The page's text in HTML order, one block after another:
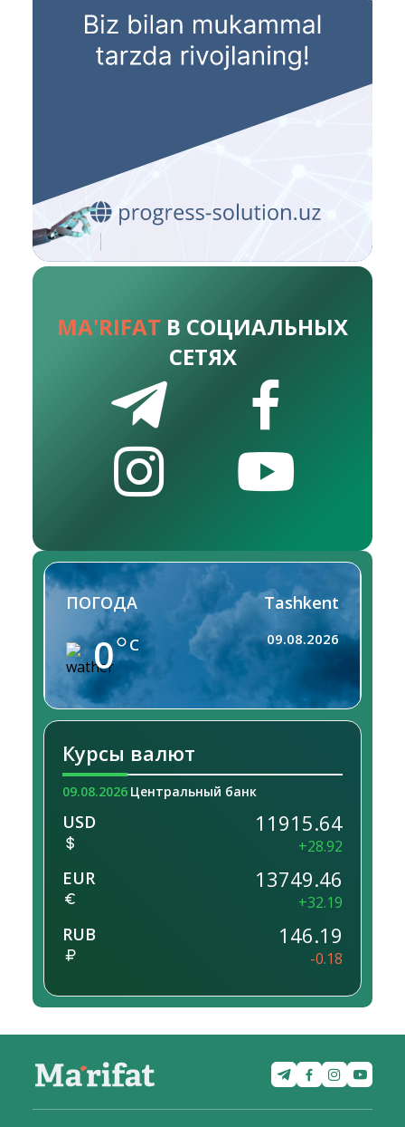
MA'RIFAT В СОЦИАЛЬНЫХ
СЕТЯХ
ПОГОДА
0 C
Tashkent
09.08.2026
Курсы валют
09.08.2026 Центральный банк
USD 11915.64
+28.92
EUR 13749.46
+32.19
RUB 146.19
-0.18